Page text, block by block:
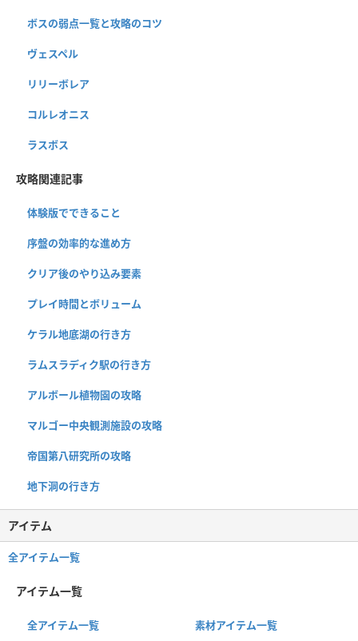
ボスの弱点一覧と攻略のコツ
ヴェスペル
リリーボレア
コルレオニス
ラスボス
攻略関連記事
体験版でできること
序盤の効率的な進め方
クリア後のやり込み要素
プレイ時間とボリューム
ケラル地底湖の行き方
ラムスラディク駅の行き方
アルボール植物園の攻略
マルゴー中央観測施設の攻略
帝国第八研究所の攻略
地下洞の行き方
アイテム
全アイテム一覧
アイテム一覧
全アイテム一覧 素材アイテム一覧